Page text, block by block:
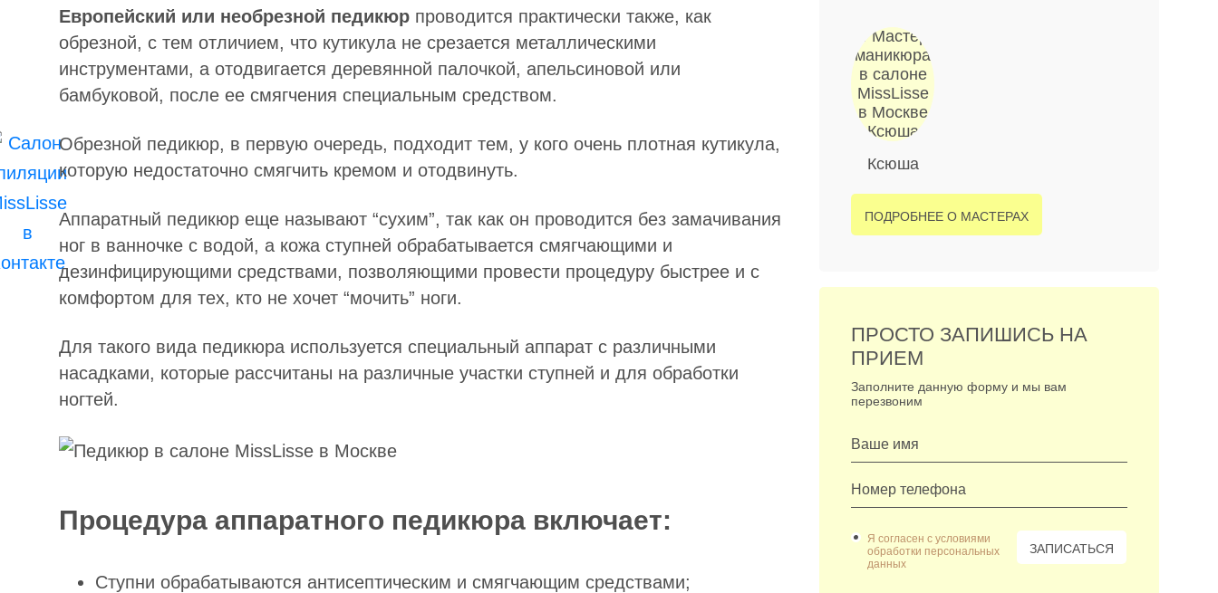
Европейский или необрезной педикюр проводится практически также, как
обрезной, с тем отличием, что кутикула не срезается металлическими
инструментами, а отодвигается деревянной палочкой, апельсиновой или
бамбуковой, после ее смягчения специальным средством.
Обрезной педикюр, в первую очередь, подходит тем, у кого очень плотная кутикула,
которую недостаточно смягчить кремом и отодвинуть.
Аппаратный педикюр еще называют “сухим”, так как он проводится без замачивания
ног в ванночке с водой, а кожа ступней обрабатывается смягчающими и
дезинфицирующими средствами, позволяющими провести процедуру быстрее и с
комфортом для тех, кто не хочет “мочить” ноги.
Для такого вида педикюра используется специальный аппарат с различными
насадками, которые рассчитаны на различные участки ступней и для обработки
ногтей.
Процедура аппаратного педикюра включает:
Ступни обрабатываются антисептическим и смягчающим средствами;
Ксюша
ПОДРОБНЕЕ О МАСТЕРАХ
ПРОСТО ЗАПИШИСЬ НА
ПРИЕМ
Заполните данную форму и мы вам
перезвоним
Я согласен с условиями
обработки персональных
данных
ЗАПИСАТЬСЯ